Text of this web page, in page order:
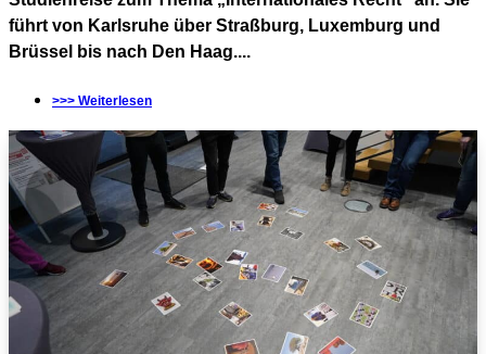
führt von Karlsruhe über Straßburg, Luxemburg und
Brüssel bis nach Den Haag....
>>> Weiterlesen